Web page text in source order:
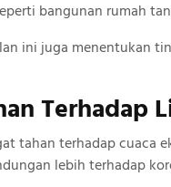
bangunan rumah
ini juga menentukan
Terhadap
tahan terhadap cuaca
lebih terhadap